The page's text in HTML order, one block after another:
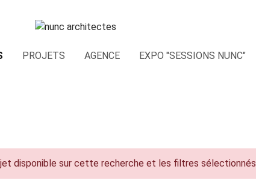
PROJETS AGENCE EXPO "SESSIONS NUNC"
disponible sur cette recherche et les filtres sélectionnés